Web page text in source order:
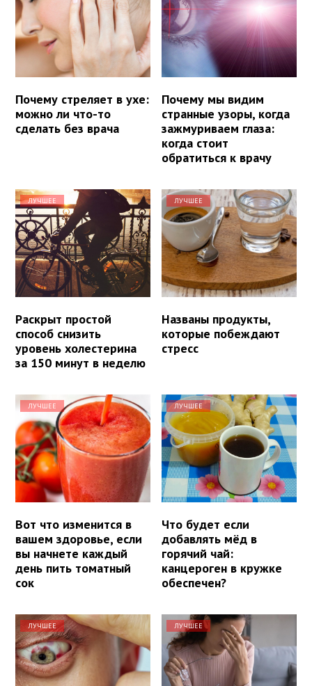
Почему стреляет в ухе:
можно ли что-то
сделать без врача
Почему мы видим
странные узоры, когда
зажмуриваем глаза:
когда стоит
обратиться к врачу
ЛУЧШЕЕ
Раскрыт простой
способ снизить
уровень холестерина
за 150 минут в неделю
ЛУЧШЕЕ
Названы продукты,
которые побеждают
стресс
ЛУЧШЕЕ
Вот что изменится в
вашем здоровье, если
вы начнете каждый
день пить томатный
сок
ЛУЧШЕЕ
Что будет если
добавлять мёд в
горячий чай:
канцероген в кружке
обеспечен?
ЛУЧШЕЕ ЛУЧШЕЕ